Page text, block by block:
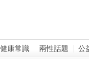
健康常識 兩性話題 公